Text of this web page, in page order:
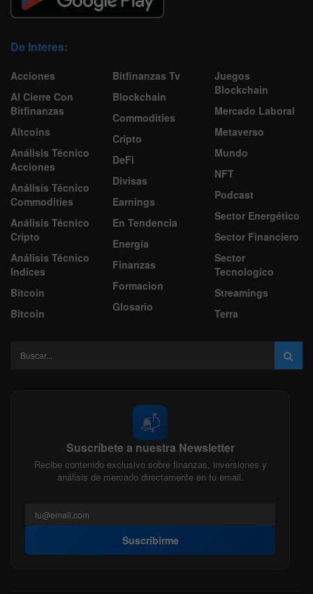
De Interes:
Acciones
Al Cierre Con
Bitfinanzas
Altcoins
Análisis Técnico
Acciones
Análisis Técnico
Commodities
Análisis Técnico
Cripto
Análisis Técnico
Indices
Bitcoin
Bitcoin
Bitfinanzas Tv
Blockchain
Commodities
Cripto
DeFi
Divisas
Earnings
En Tendencia
Energía
Finanzas
Formacion
Glosario
Juegos
Blockchain
Mercado Laboral
Metaverso
Mundo
NFT
Podcast
Sector Energético
Sector Financiero
Sector
Tecnologico
Streamings
Terra
📬
Suscríbete a nuestra Newsletter
Recibe contenido exclusivo sobre finanzas, inversiones y
análisis de mercado directamente en tu email.
Suscribirme